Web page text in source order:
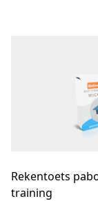
Rekentoets
training